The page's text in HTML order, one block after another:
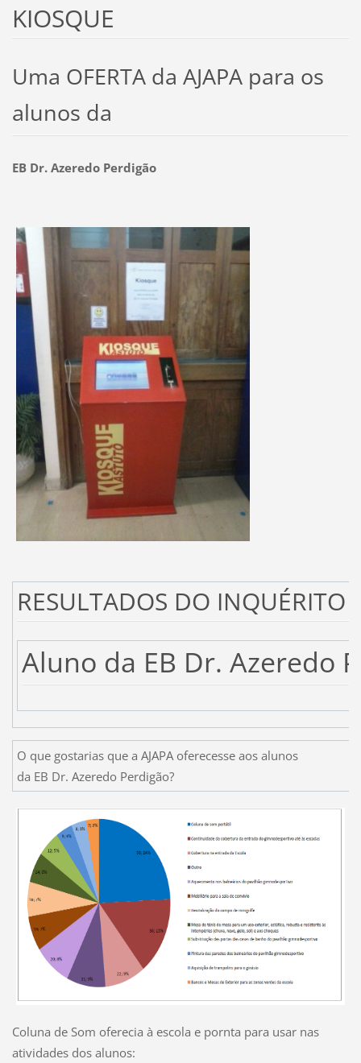
KIOSQUE
Uma OFERTA da AJAPA para os
alunos da
EB Dr. Azeredo Perdigão
RESULTADOS DO INQUÉRITO
Aluno da EB Dr. Azeredo
O que gostarias que a AJAPA oferecesse aos alunos
da EB Dr. Azeredo Perdigão?
Coluna de Som oferecia à escola e pornta para usar nas
atividades dos alunos: